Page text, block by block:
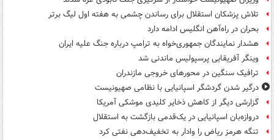
تلاش پزشکان استقلال برای رساندن چشمی به هفته اول لیگ برتر
بحران در راه‌آهن انگلیس ادامه دارد
هشدار نمایندگان جمهوری‌خواه به ترامپ درباره جنگ علیه ایران
وینگر آفریقایی پرسپولیس ماندنی شد
ترافیک سنگین در محورهای خروجی مازندران
درگیر شدن گردشگر اسپانیایی با نظامی صهیونیست
گزارشی دیگر از کاهش ذخایر کلیدی موشکی آمریکا
دروازه‌بان اسپانیایی در یک‌قدمی بازگشت به استقلال
تنگه هرمز ریاض را وادار به تخفیف‌دهی نفتی کرد